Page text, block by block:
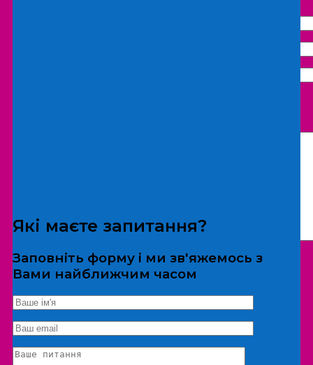
Екскурсія/локація
Які маєте запитання?
Заповніть форму і ми зв'яжемось з
Вами найближчим часом